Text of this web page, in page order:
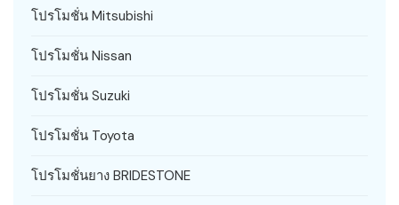
โปรโมชั่น Mitsubishi
โปรโมชั่น Nissan
โปรโมชั่น Suzuki
โปรโมชั่น Toyota
โปรโมชั่นยาง BRIDESTONE